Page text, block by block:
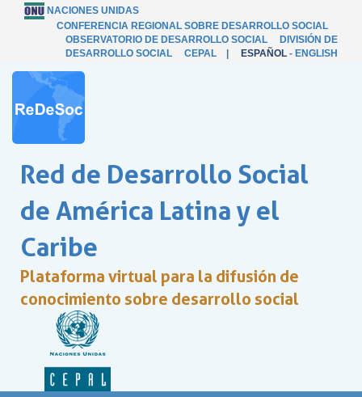
NACIONES UNIDAS
CONFERENCIA REGIONAL SOBRE DESARROLLO SOCIAL
OBSERVATORIO DE DESARROLLO SOCIAL
DIVISIÓN DE
DESARROLLO SOCIAL
CEPAL ESPAÑOL - ENGLISH
Red de Desarrollo Social
de América Latina y el
Caribe
Plataforma virtual para la difusión de
conocimiento sobre desarrollo social